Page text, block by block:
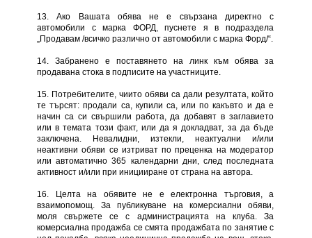
13. Ако Вашата обява не е свързана директно с
автомобили с марка ФОРД, пуснете я в подраздела
„Продавам /всичко различно от автомобили с марка Форд/“.
14. Забранено е поставянето на линк към обява за
продавана стока в подписите на участниците.
15. Потребителите, чиито обяви са дали резултата, който
те търсят: продали са, купили са, или по какъвто и да е
начин са си свършили работа, да добавят в заглавието
или в темата този факт, или да я докладват, за да бъде
заключена. Невалидни, изтекли, неактуални и/или
неактивни обяви се изтриват по преценка на модератор
или автоматично 365 календарни дни, след последната
активност и/или при иницииране от страна на автора.
16. Целта на обявите не е електронна търговия, а
взаимопомощ. За публикуване на комерсиални обяви,
моля свържете се с администрацията на клуба. За
комерсиална продажба се смята продажбата по занятие с